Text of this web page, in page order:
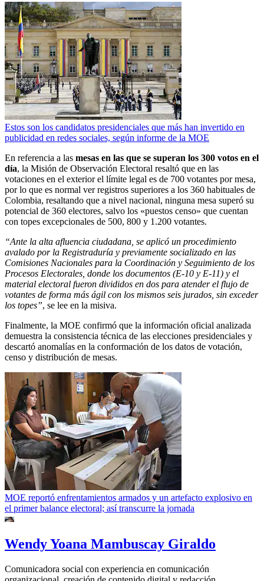
Estos son los candidatos presidenciales que más han invertido en
publicidad en redes sociales, según informe de la MOE
En referencia a las mesas en las que se superan los 300 votos en el
día, la Misión de Observación Electoral resaltó que en las
votaciones en el exterior el límite legal es de 700 votantes por mesa,
por lo que es normal ver registros superiores a los 360 habituales de
Colombia, resaltando que a nivel nacional, ninguna mesa superó su
potencial de 360 electores, salvo los «puestos censo» que cuentan
con topes excepcionales de 500, 800 y 1.200 votantes.
“Ante la alta afluencia ciudadana, se aplicó un procedimiento
avalado por la Registraduría y previamente socializado en las
Comisiones Nacionales para la Coordinación y Seguimiento de los
Procesos Electorales, donde los documentos (E-10 y E-11) y el
material electoral fueron divididos en dos para atender el flujo de
votantes de forma más ágil con los mismos seis jurados, sin exceder
los topes”, se lee en la misiva.
Finalmente, la MOE confirmó que la información oficial analizada
demuestra la consistencia técnica de las elecciones presidenciales y
descartó anomalías en la conformación de los datos de votación,
censo y distribución de mesas.
MOE reportó enfrentamientos armados y un artefacto explosivo en
el primer balance electoral; así transcurre la jornada
Wendy Yoana Mambuscay Giraldo
Comunicadora social con experiencia en comunicación